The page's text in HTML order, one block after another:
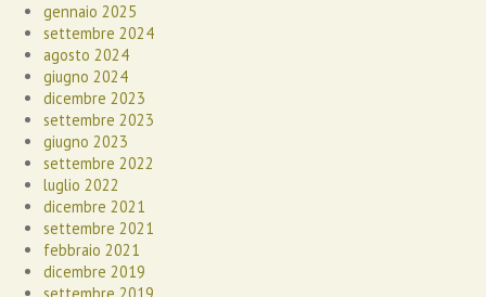
gennaio 2025
settembre 2024
agosto 2024
giugno 2024
dicembre 2023
settembre 2023
giugno 2023
settembre 2022
luglio 2022
dicembre 2021
settembre 2021
febbraio 2021
dicembre 2019